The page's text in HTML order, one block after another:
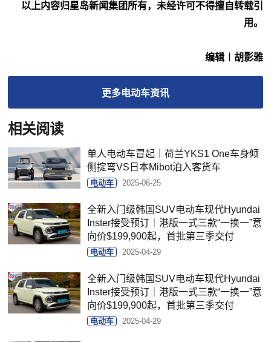
以上内容归星岛新闻集团所有，未经许可不得擅自转载引
用。
编辑︱胡影雅
更多电动车资讯
相关阅读
单人电动车冒起｜荷兰YKS1 One车身倾
侧掟弯VS日本Mibot泊入客货车
电动车 2025-06-25
全新入门级韩国SUV电动车现代Hyundai
Inster接受预订｜港版一式三款“一换一”意
向价$199,900起，首批第三季交付
电动车 2025-04-29
全新入门级韩国SUV电动车现代Hyundai
Inster接受预订｜港版一式三款“一换一”意
向价$199,900起，首批第三季交付
电动车 2025-04-29